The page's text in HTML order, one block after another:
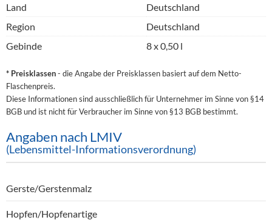
Land
Deutschland
Region
Deutschland
Gebinde
8 x 0,50 l
* Preisklassen- die Angabe der Preisklassen basiert auf dem Netto-
Flaschenpreis.
Diese Informationen sind ausschließlich für Unternehmer im Sinne von §14
BGB und ist nicht für Verbraucher im Sinne von §13 BGB bestimmt.
Angaben nach LMIV
(Lebensmittel-Informationsverordnung)
Gerste/Gerstenmalz
Hopfen/Hopfenartige